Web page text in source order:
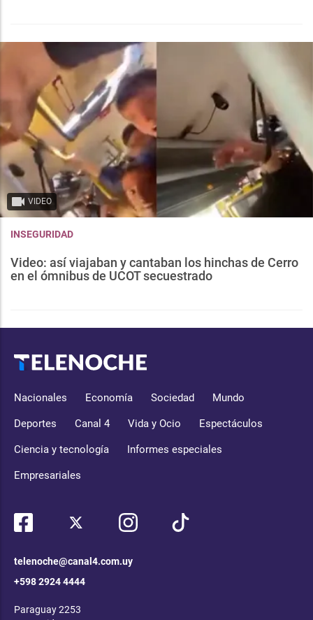
VIDEO
INSEGURIDAD
Video: así viajaban y cantaban los hinchas de Cerro
en el ómnibus de UCOT secuestrado
Nacionales Economía Sociedad Mundo
Deportes Canal 4 Vida y Ocio Espectáculos
Ciencia y tecnología Informes especiales
Empresariales
telenoche@canal4.com.uy
+598 2924 4444
Paraguay 2253